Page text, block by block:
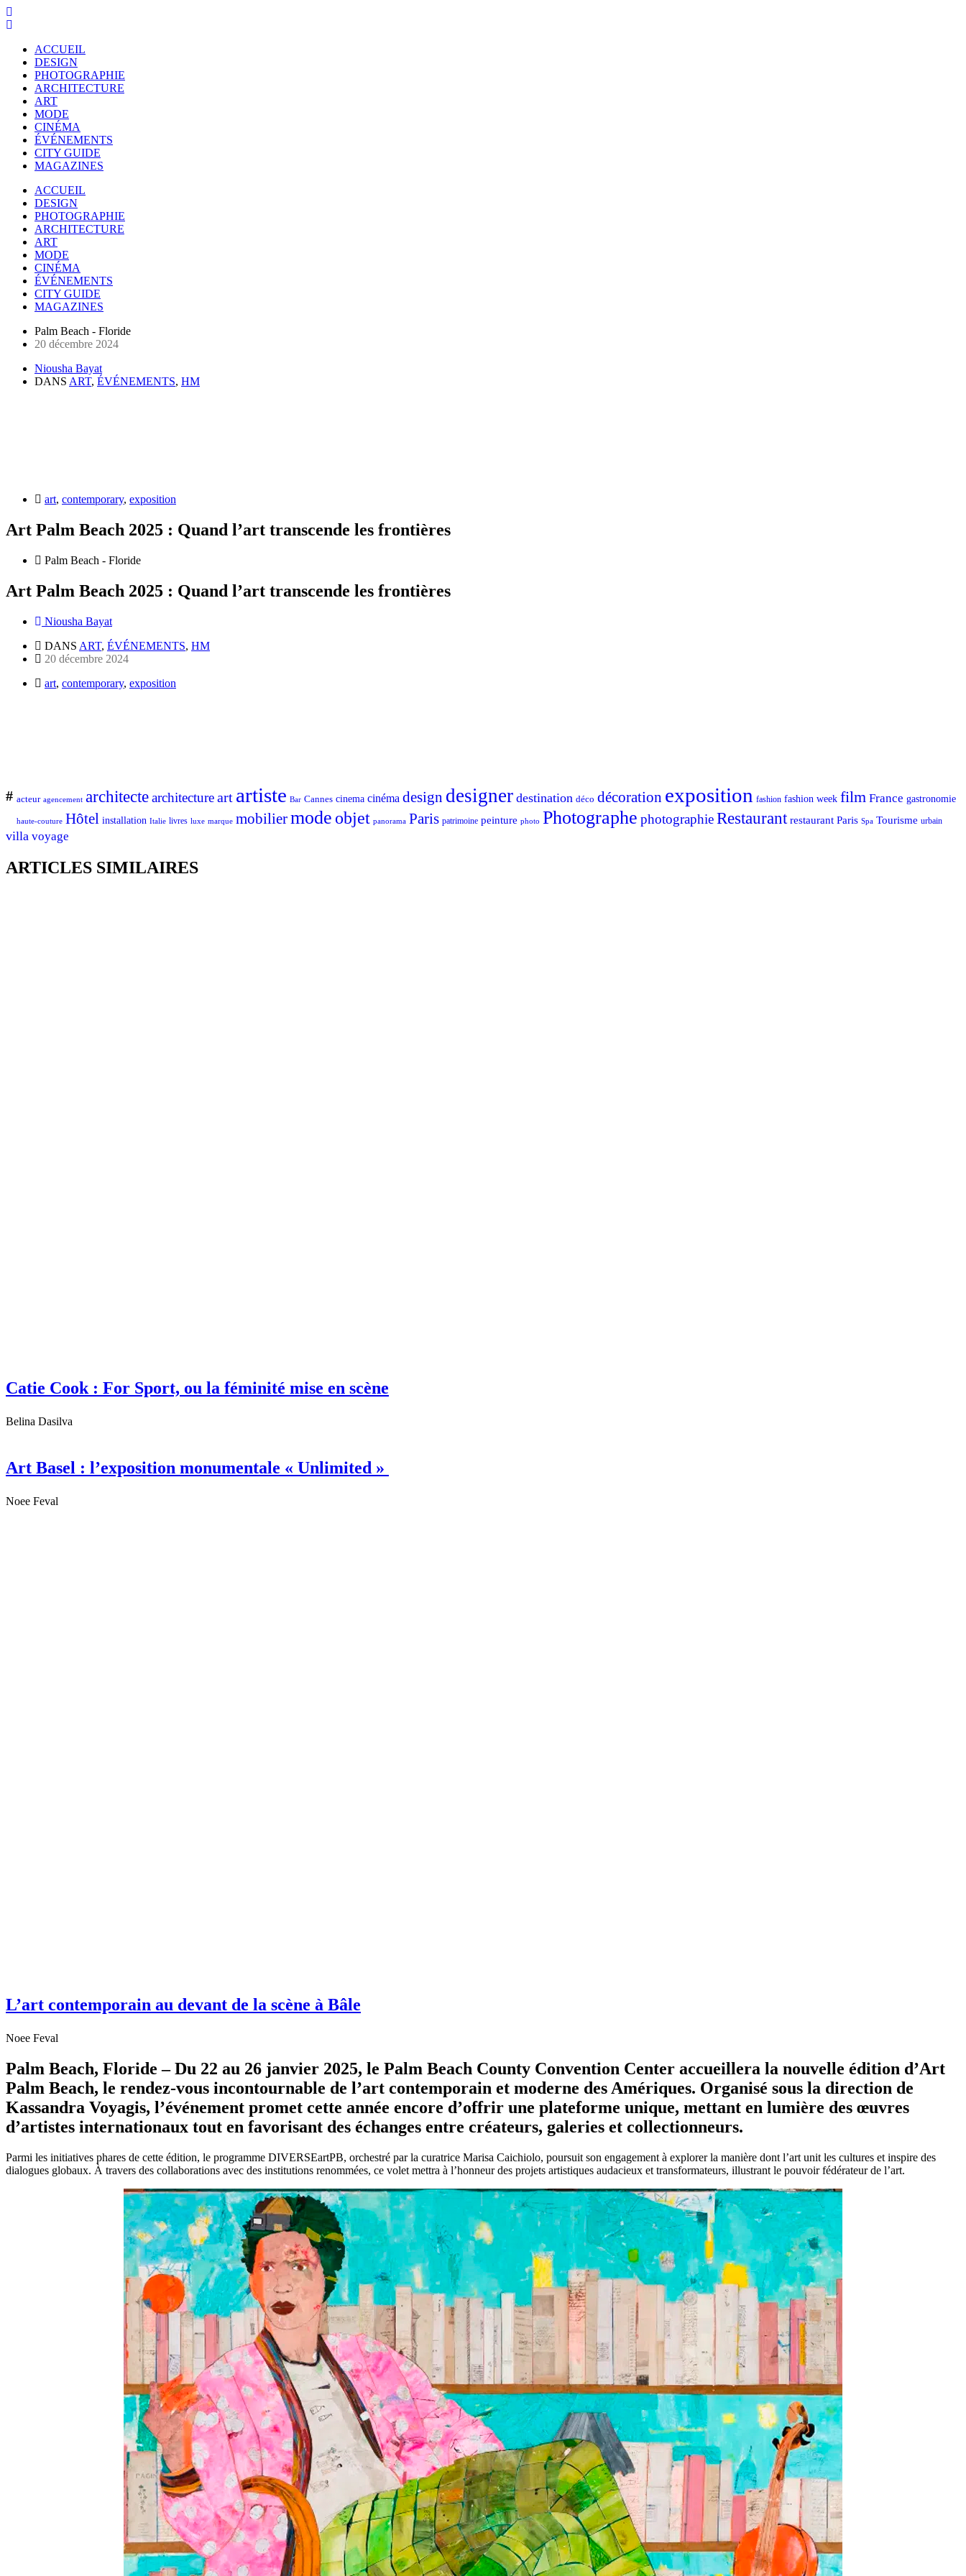
ACCUEIL
DESIGN
PHOTOGRAPHIE
ARCHITECTURE
ART
MODE
CINÉMA
ÉVÉNEMENTS
CITY GUIDE
MAGAZINES
ACCUEIL
DESIGN
PHOTOGRAPHIE
ARCHITECTURE
ART
MODE
CINÉMA
ÉVÉNEMENTS
CITY GUIDE
MAGAZINES
Palm Beach - Floride
20 décembre 2024
Niousha Bayat
DANS ART, ÉVÉNEMENTS, HM
art, contemporary, exposition
Art Palm Beach 2025 : Quand l’art transcende les frontières
Palm Beach - Floride
Art Palm Beach 2025 : Quand l’art transcende les frontières
Niousha Bayat
DANS ART, ÉVÉNEMENTS, HM
20 décembre 2024
art, contemporary, exposition
# acteur agencement architectearchitectureart artiste Bar Cannes cinema cinéma design designer destination déco décoration exposition fashion fashion week film France gastronomie
haute-couture Hôtel installation Italie livres luxe marque mobiliermode objet panorama Paris patrimoine peinture photo Photographe photographieRestaurant restaurant Paris Spa Tourisme urbain
villa voyage
ARTICLES SIMILAIRES
Catie Cook : For Sport, ou la féminité mise en scène
Belina Dasilva
Art Basel : l’exposition monumentale « Unlimited »
Noee Feval
L’art contemporain au devant de la scène à Bâle
Noee Feval
Palm Beach, Floride –Du 22 au 26 janvier 2025, le Palm Beach County Convention Center accueillera la nouvelle édition d’Art
Palm Beach, le rendez-vous incontournable de l’art contemporain et moderne des Amériques. Organisé sous la direction de
Kassandra Voyagis, l’événement promet cette année encore d’offrir une plateforme unique, mettant en lumière des œuvres
d’artistes internationaux tout en favorisant des échanges entre créateurs, galeries et collectionneurs.
Parmi les initiatives phares de cette édition, le programme DIVERSEartPB, orchestré par la curatrice Marisa Caichiolo, poursuit son engagement à explorer la manière dont l’art unit les cultures et inspire des
dialogues globaux. À travers des collaborations avec des institutions renommées, ce volet mettra à l’honneur des projets artistiques audacieux et transformateurs, illustrant le pouvoir fédérateur de l’art.